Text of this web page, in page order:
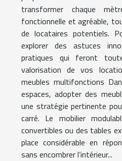
transformer chaque
fonctionnelle et agréable,
de locataires potentiels.
explorer des astuces
pratiques qui feront
valorisation de vos
meubles multifonctions
espaces, adopter des
une stratégie pertinente
carré. Le mobilier
convertibles ou des tables
place considérable en
sans encombrer l’intérieur...